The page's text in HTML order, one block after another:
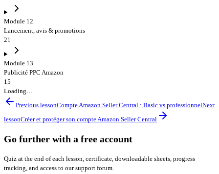
Module 12
Lancement, avis & promotions
21
Module 13
Publicité PPC Amazon
15
Loading…
Previous lessonCompte Amazon Seller Central : Basic vs professionnelNext
lessonCréer et protéger son compte Amazon Seller Central
Go further with a free account
Quiz at the end of each lesson, certificate, downloadable sheets, progress
tracking, and access to our support forum.